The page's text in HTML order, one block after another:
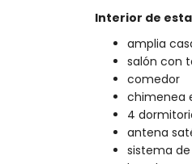
Interior de
amplia
salón con
comedor
chimenea
4
antena
sistema